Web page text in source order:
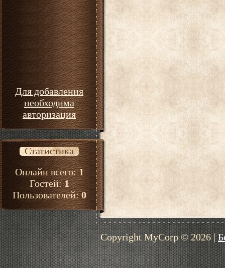
Для добавления
необходима
авторизация
Статистика
Онлайн всего:1
Гостей:1
Пользователей:0
Copyright MyCorp © 2026|